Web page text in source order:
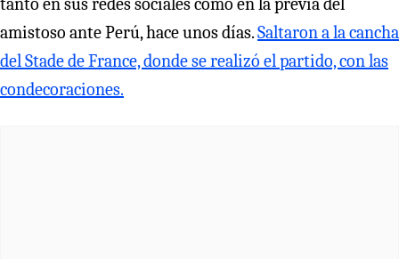
amistoso ante Perú, hace unos días.Saltaron a la cancha
del Stade de France, donde se realizó el partido, con las
condecoraciones.